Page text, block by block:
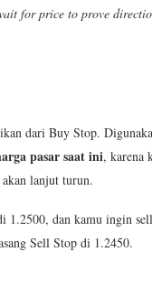
for price to prove
dari Buy Stop.
pasar saat ini, karena
lanjut turun.
1.2500, dan kamu ingin
Sell Stop di 1.2450.